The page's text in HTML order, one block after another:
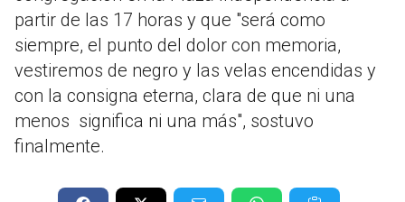
partir de las 17 horas y que "será como
siempre, el punto del dolor con memoria,
vestiremos de negro y las velas encendidas y
con la consigna eterna, clara de que ni una
menos significa ni una más", sostuvo
finalmente.